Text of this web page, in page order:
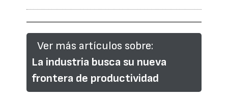
Ver más artículos sobre:
La industria busca su nueva
frontera de productividad